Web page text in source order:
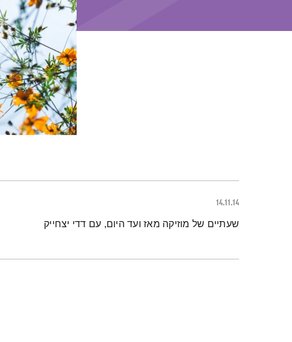
14.11.14
תמצית הפודקאסט
שעתיים של מוזיקה מאז ועד היום, עם דדי יצחייק